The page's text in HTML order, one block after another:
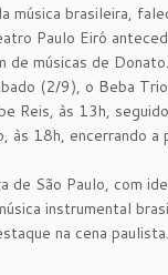
música brasileira,
Paulo Eiró
de músicas de Donato.
(2/9), o Beba
Reis, às 13h,
18h, encerrando a
de São Paulo, com
instrumental
na cena paulista.